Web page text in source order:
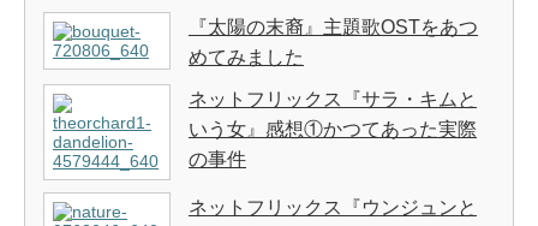
『太陽の末裔』主題歌OSTをあつ
めてみました
ネットフリックス『サラ・キムと
いう女』感想①かつてあった実際
の事件
ネットフリックス『ウンジュンと